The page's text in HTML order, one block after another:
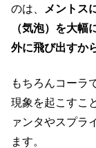
のは、 メントス
（気泡）を大
外に飛び出すか
もちろんコーラ
現象を起こすこ
ァンタやスプラ
ます。